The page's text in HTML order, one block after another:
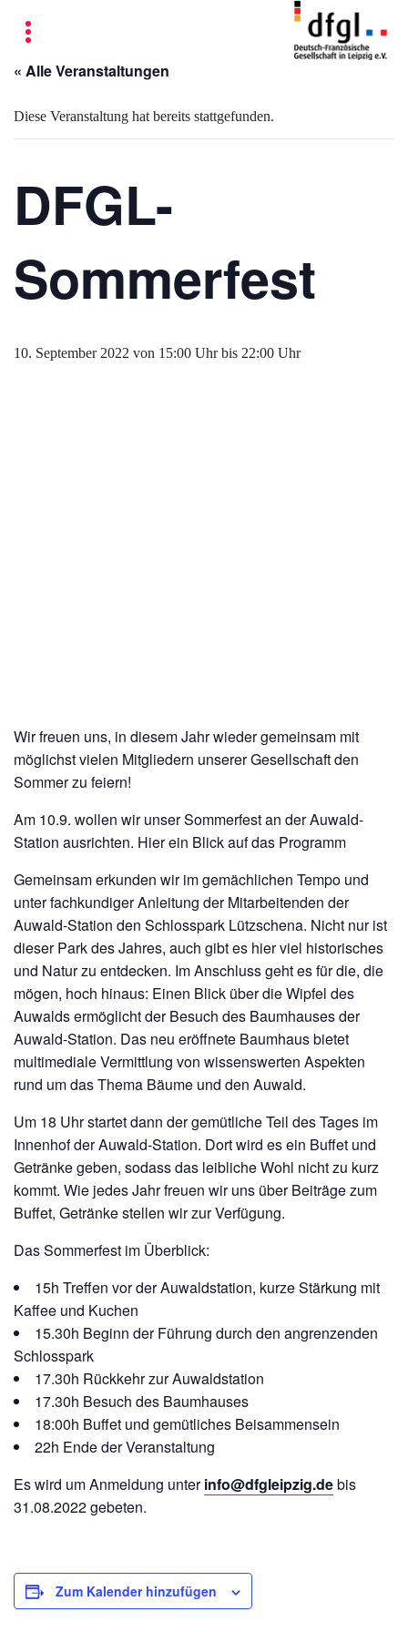
« Alle Veranstaltungen
Diese Veranstaltung hat bereits stattgefunden.
DFGL-
Sommerfest
10. September 2022 von 15:00 Uhrbis 22:00 Uhr
Wir freuen uns, in diesem Jahr wieder gemeinsam mit
möglichst vielen Mitgliedern unserer Gesellschaft den
Sommer zu feiern!
Am 10.9. wollen wir unser Sommerfest an der Auwald-
Station ausrichten. Hier ein Blick auf das Programm
Gemeinsam erkunden wir im gemächlichen Tempo und
unter fachkundiger Anleitung der Mitarbeitenden der
Auwald-Station den Schlosspark Lützschena. Nicht nur ist
dieser Park des Jahres, auch gibt es hier viel historisches
und Natur zu entdecken. Im Anschluss geht es für die, die
mögen, hoch hinaus: Einen Blick über die Wipfel des
Auwalds ermöglicht der Besuch des Baumhauses der
Auwald-Station. Das neu eröffnete Baumhaus bietet
multimediale Vermittlung von wissenswerten Aspekten
rund um das Thema Bäume und den Auwald.
Um 18 Uhr startet dann der gemütliche Teil des Tages im
Innenhof der Auwald-Station. Dort wird es ein Buffet und
Getränke geben, sodass das leibliche Wohl nicht zu kurz
kommt. Wie jedes Jahr freuen wir uns über Beiträge zum
Buffet, Getränke stellen wir zur Verfügung.
Das Sommerfest im Überblick:
15h Treffen vor der Auwaldstation, kurze Stärkung mit
Kaffee und Kuchen
15.30h Beginn der Führung durch den angrenzenden
Schlosspark
17.30h Rückkehr zur Auwaldstation
17.30h Besuch des Baumhauses
18:00h Buffet und gemütliches Beisammensein
22h Ende der Veranstaltung
Es wird um Anmeldung unterinfo@dfgleipzig.debis
31.08.2022 gebeten.
Zum Kalender hinzufügen